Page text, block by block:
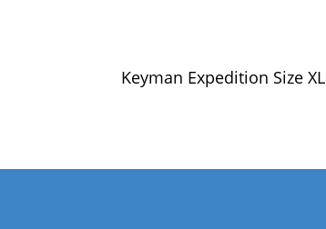
Keyman Expedition Size XL